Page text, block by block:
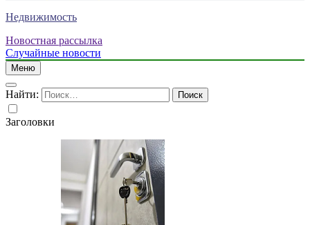
Недвижимость
Новостная рассылка
Случайные новости
Меню
Найти:
Заголовки